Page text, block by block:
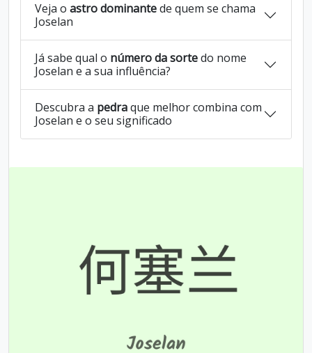
Veja o astro dominantede quem se chama
Joselan
Já sabe qual o número da sortedo nome
Joselan e a sua influência?
Descubra a pedraque melhor combina com
Joselan e o seu significado